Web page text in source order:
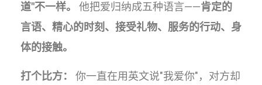
道"不一样。
他把爱归纳成五种语言——肯定的
言语、精心的时刻、接受礼物、服务的行动、身
体的接触。
打个比方：
你一直在用英文说"我爱你"，对方却